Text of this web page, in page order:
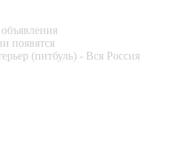
появятся
(питбуль) - Вся Россия